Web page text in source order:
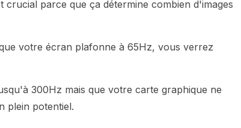
parce que ça détermine combien d'images
votre écran plafonne à 65Hz, vous verrez
300Hz mais que votre carte graphique ne
plein potentiel.